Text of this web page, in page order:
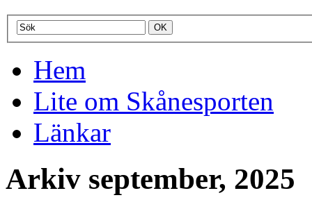
Hem
Lite om Skånesporten
Länkar
Arkiv september, 2025